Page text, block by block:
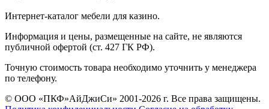
Интернет-каталог мебели для казино.
Информация и цены, размещенные на сайте, не являются
публичной офертой (ст. 427 ГК РФ).
Точную стоимость товара необходимо уточнить у менеджера
по телефону.
© ООО «ПКФ»АйДжиСи» 2001-2026 г. Все права защищены.